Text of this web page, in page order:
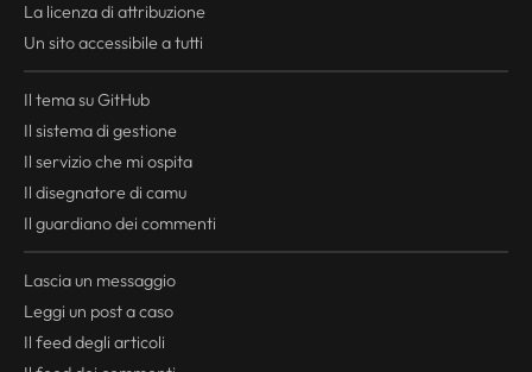
La licenza di attribuzione
Un sito accessibile a tutti
Il tema su GitHub
Il sistema di gestione
Il servizio che mi ospita
Il disegnatore di camu
Il guardiano dei commenti
Lascia un messaggio
Leggi un post a caso
Il feeddegli articoli